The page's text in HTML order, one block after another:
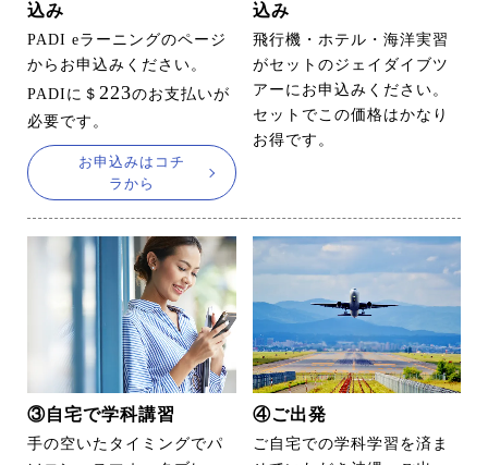
込み
PADI eラーニングのページ
からお申込みください。
PADIに＄ 223のお支払いが
必要です。
お申込みはコチ
ラから
込み
飛行機・ホテル・海洋実習
がセットのジェイダイブツ
アーにお申込みください。
セットでこの価格はかなり
お得です。
③自宅で学科講習
手の空いたタイミングでパ
④ご出発
ご自宅での学科学習を済ま